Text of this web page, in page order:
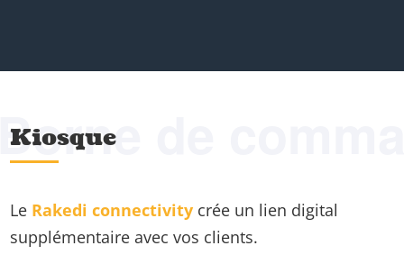
Kiosque de
Le Rakedi connectivitycrée un lien digital
supplémentaire avec vos clients.